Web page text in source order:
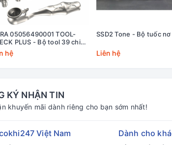
05056490001 TOOL-
PLUS - Bộ tool 39 chi
xe đạp và xe đạp điện
hệ
SSD2 Tone - Bộ tuốc
Liên hệ
KÝ NHẬN TIN
khuyến mãi dành riêng cho bạn sớm nhất!
Việt Nam Dành cho